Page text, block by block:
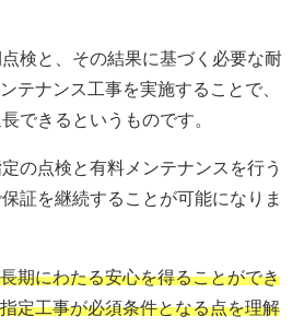
検と、その結果に基づく必要な耐
テナンス工事を実施することで、
できるというものです。
の点検と有料メンテナンスを行う
証を継続することが可能になりま
期にわたる安心を得ることができ
定工事が必須条件となる点を理解